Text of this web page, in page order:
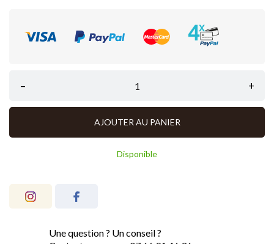
– +
AJOUTER AU PANIER
Disponible
Une question ? Un conseil ?